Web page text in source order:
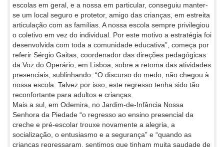
escolas em geral, e a nossa em particular, conseguiu manter-
se um local seguro e protetor, amigo das crianças, em estreita
articulação com as famílias. A nossa escola sempre privilegiou
o coletivo em vez do individual. Por este motivo a estratégia foi
desenvolvida com toda a comunidade educativa”, começa por
referir Sérgio Gaitas, coordenador das direções pedagógicas
da Voz do Operário, em Lisboa, sobre a retoma das atividades
presenciais, sublinhando: “O discurso do medo, não chegou à
nossa escola. Talvez por isso, este regresso tenha sido tão
reconfortante para adultos e crianças.
Mais a sul, em Odemira, no Jardim-de-Infância Nossa
Senhora da Piedade “o regresso ao ensino presencial da
creche e pré-escolar trouxe novamente a alegria, a
socialização, o entusiasmo e a segurança” e “quando as
crianças regressaram, sentimos que tinham muita saudade de